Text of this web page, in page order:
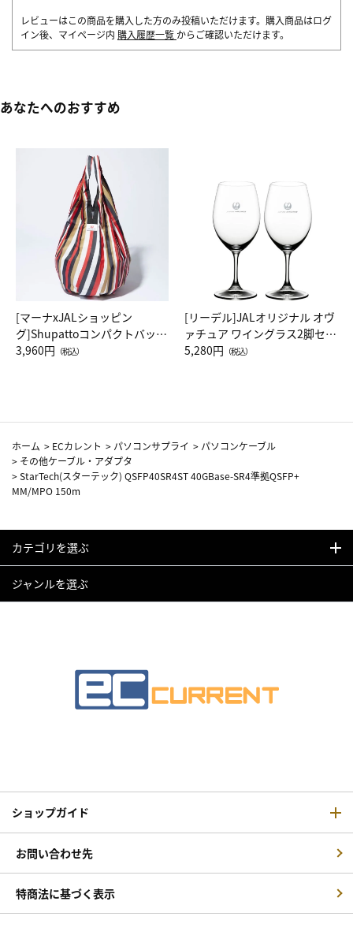
レビューはこの商品を購入した方のみ投稿いただけます。購入商品はログ
イン後、マイページ内 購入履歴一覧 からご確認いただけます。
あなたへのおすすめ
[マーナxJALショッピン
グ]Shupattoコンパクトバッグ
Drop JAL客室乗務員（LC）ス
3,960円 （税込）
[リーデル]JALオリジナル オヴ
ァチュア ワイングラス2脚セッ
ト（レッドワイン）
5,280円 （税込）
ホーム > ECカレント > パソコンサプライ > パソコンケーブル
> その他ケーブル・アダプタ
>StarTech(スターテック) QSFP40SR4ST 40GBase-SR4準拠QSFP+
MM/MPO 150m
カテゴリを選ぶ
ジャンルを選ぶ
ショップガイド
お問い合わせ先
特商法に基づく表示